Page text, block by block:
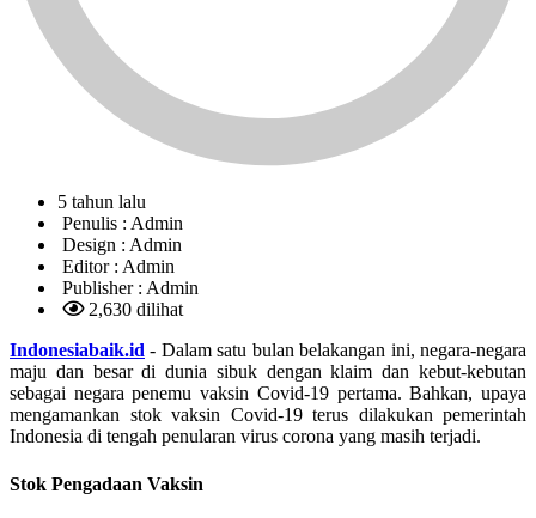
5 tahun lalu
Penulis : Admin
Design : Admin
Editor : Admin
Publisher : Admin
2,630 dilihat
Indonesiabaik.id - Dalam satu bulan belakangan ini, negara-negara
maju dan besar di dunia sibuk dengan klaim dan kebut-kebutan
sebagai negara penemu vaksin Covid-19 pertama. Bahkan, upaya
mengamankan stok vaksin Covid-19 terus dilakukan pemerintah
Indonesia di tengah penularan virus corona yang masih terjadi.
Stok Pengadaan Vaksin